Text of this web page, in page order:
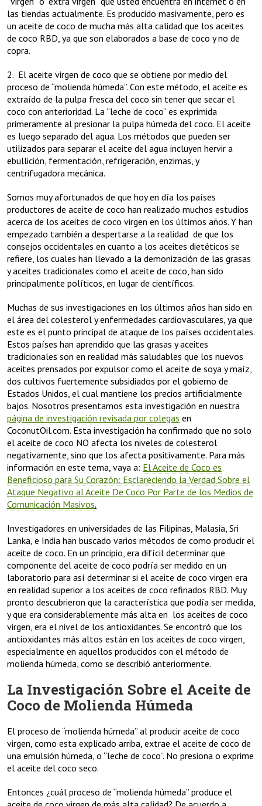
las tiendas actualmente. Es producido masivamente, pero es
un aceite de coco de mucha más alta calidad que los aceites
de coco RBD, ya que son elaborados a base de coco y no de
copra.
2. El aceite virgen de coco que se obtiene por medio del
proceso de “molienda húmeda”. Con este método, el aceite es
extraído de la pulpa fresca del coco sin tener que secar el
coco con anterioridad. La “leche de coco” es exprimida
primeramente al presionar la pulpa húmeda del coco. El aceite
es luego separado del agua. Los métodos que pueden ser
utilizados para separar el aceite del agua incluyen hervir a
ebullición, fermentación, refrigeración, enzimas, y
centrifugadora mecánica.
Somos muy afortunados de que hoy en día los países
productores de aceite de coco han realizado muchos estudios
acerca de los aceites de coco virgen en los últimos años. Y han
empezado también a despertarse a la realidad de que los
consejos occidentales en cuanto a los aceites dietéticos se
refiere, los cuales han llevado a la demonización de las grasas
y aceites tradicionales como el aceite de coco, han sido
principalmente políticos, en lugar de científicos.
Muchas de sus investigaciones en los últimos años han sido en
el área del colesterol y enfermedades cardiovasculares, ya que
este es el punto principal de ataque de los países occidentales.
Estos países han aprendido que las grasas y aceites
tradicionales son en realidad más saludables que los nuevos
aceites prensados por expulsor como el aceite de soya y maíz,
dos cultivos fuertemente subsidiados por el gobierno de
Estados Unidos, el cual mantiene los precios artificialmente
bajos. Nosotros presentamos esta investigación en nuestra
página de investigación revisada por colegas en
CoconutOil.com. Esta investigación ha confirmado que no solo
el aceite de coco NO afecta los niveles de colesterol
negativamente, sino que los afecta positivamente. Para más
información en este tema, vaya a: El Aceite de Coco es
Beneficioso para Su Corazón: Esclareciendo la Verdad Sobre el
Ataque Negativo al Aceite De Coco Por Parte de los Medios de
Comunicación Masivos.
Investigadores en universidades de las Filipinas, Malasia, Sri
Lanka, e India han buscado varios métodos de como producir el
aceite de coco. En un principio, era difícil determinar que
componente del aceite de coco podría ser medido en un
laboratorio para así determinar si el aceite de coco virgen era
en realidad superior a los aceites de coco refinados RBD. Muy
pronto descubrieron que la característica que podía ser medida,
y que era considerablemente más alta en los aceites de coco
virgen, era el nivel de los antioxidantes. Se encontró que los
antioxidantes más altos están en los aceites de coco virgen,
especialmente en aquellos producidos con el método de
molienda húmeda, como se describió anteriormente.
La Investigación Sobre el Aceite de
Coco de Molienda Húmeda
El proceso de “molienda húmeda” al producir aceite de coco
virgen, como esta explicado arriba, extrae el aceite de coco de
una emulsión húmeda, o “leche de coco”. No presiona o exprime
el aceite del coco seco.
Entonces ¿cuál proceso de “molienda húmeda” produce el